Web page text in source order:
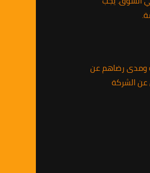
ومدى رضاهم عن
عن الشركة